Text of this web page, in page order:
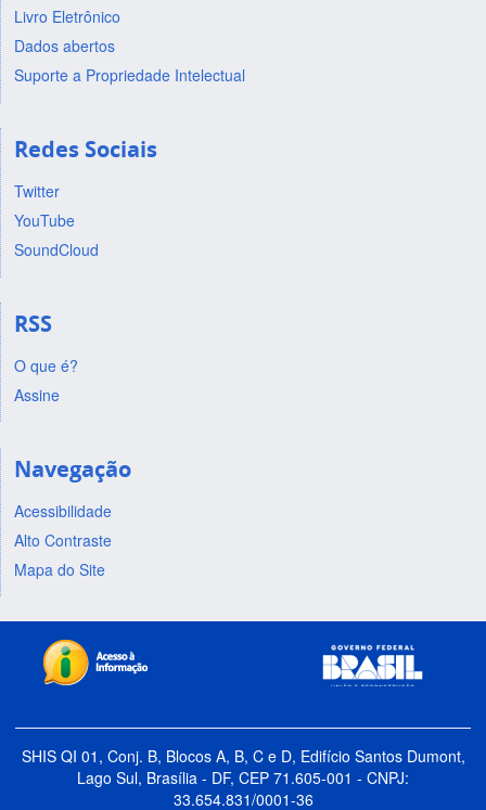
Livro Eletrônico
Dados abertos
Suporte a Propriedade Intelectual
Redes Sociais
Twitter
YouTube
SoundCloud
RSS
O que é?
Assine
Navegação
Acessibilidade
Alto Contraste
Mapa do Site
SHIS QI 01, Conj. B, Blocos A, B, C e D, Edifício Santos Dumont,
Lago Sul, Brasília - DF, CEP 71.605-001 - CNPJ:
33.654.831/0001-36